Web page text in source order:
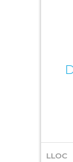
LLOC